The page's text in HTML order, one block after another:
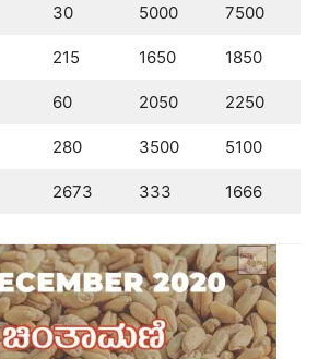
30 5000 7500
215 1650 1850
60 2050 2250
280 3500 5100
2673 333 1666